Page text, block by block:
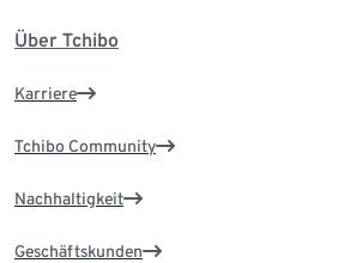
Über Tchibo
Karriere
Tchibo Community
Nachhaltigkeit
Geschäftskunden